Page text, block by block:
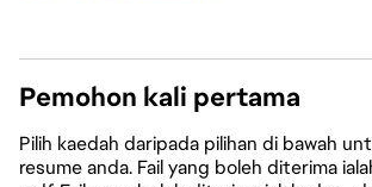
Pemohon kali pertama
Pilih kaedah daripada pilihan di bawah
resume anda. Fail yang boleh diterima